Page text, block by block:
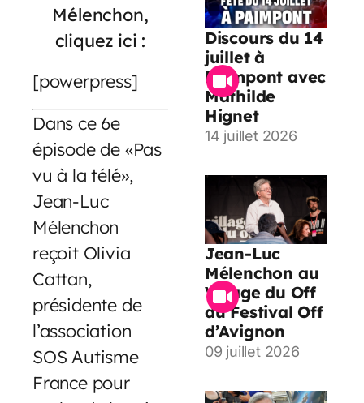
Mélenchon,
cliquez ici :
[powerpress]
Dans ce 6e
épisode de «Pas
vu à la télé»,
Jean-Luc
Mélenchon
reçoit Olivia
Cattan,
présidente de
l’association
SOS Autisme
France pour
Discours du 14
juillet à
Paimpont avec
Mathilde
Hignet
14 juillet 2026
Jean-Luc
Mélenchon au
Village du Off
du Festival Off
d’Avignon
09 juillet 2026